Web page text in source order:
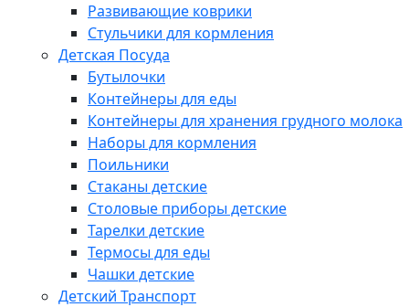
Развивающие коврики
Стульчики для кормления
Детская Посуда
Бутылочки
Контейнеры для еды
Контейнеры для хранения грудного молока
Наборы для кормления
Поильники
Стаканы детские
Столовые приборы детские
Тарелки детские
Термосы для еды
Чашки детские
Детский Транспорт